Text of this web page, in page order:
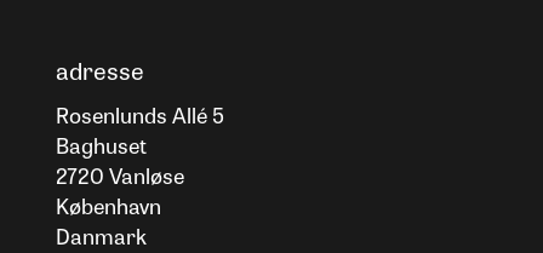
adresse
Rosenlunds Allé 5
Baghuset
2720 Vanløse
København
Danmark